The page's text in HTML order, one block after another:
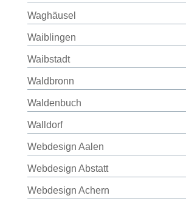
Waghäusel
Waiblingen
Waibstadt
Waldbronn
Waldenbuch
Walldorf
Webdesign Aalen
Webdesign Abstatt
Webdesign Achern